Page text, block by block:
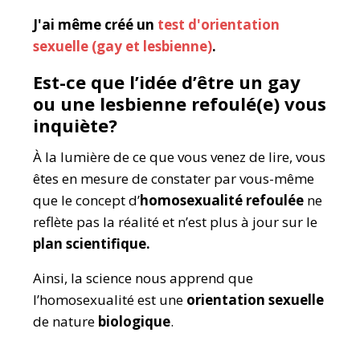
J'ai même créé un test d'orientation
sexuelle (gay et lesbienne).
Est-ce que l’idée d’être un gay
ou une lesbienne refoulé(e) vous
inquiète?
À la lumière de ce que vous venez de lire, vous
êtes en mesure de constater par vous-même
que le concept d’homosexualité refoulée ne
reflète pas la réalité et n’est plus à jour sur le
plan scientifique.
Ainsi, la science nous apprend que
l’homosexualité est une orientation sexuelle
de nature biologique.